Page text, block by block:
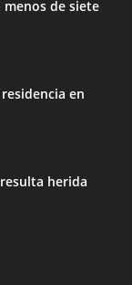
menos de siete
en
herida